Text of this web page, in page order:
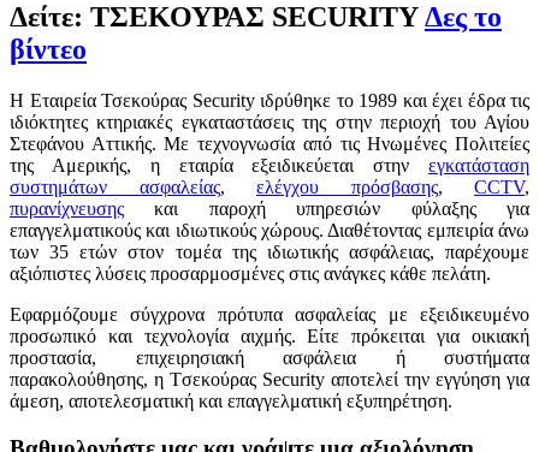
Δείτε: ΤΣΕΚΟΥΡΑΣ SECURITYΔες το
βίντεο
Η Εταιρεία Τσεκούρας Security ιδρύθηκε το 1989 και έχει έδρα τις
ιδιόκτητες κτηριακές εγκαταστάσεις της στην περιοχή του Αγίου
Στεφάνου Αττικής. Με τεχνογνωσία από τις Ηνωμένες Πολιτείες
της Αμερικής, η εταιρία εξειδικεύεται στην εγκατάσταση
συστημάτων ασφαλείας, ελέγχου πρόσβασης, CCTV,
πυρανίχνευσης και παροχή υπηρεσιών φύλαξης για
επαγγελματικούς και ιδιωτικούς χώρους. Διαθέτοντας εμπειρία άνω
των 35 ετών στον τομέα της ιδιωτικής ασφάλειας, παρέχουμε
αξιόπιστες λύσεις προσαρμοσμένες στις ανάγκες κάθε πελάτη.
Εφαρμόζουμε σύγχρονα πρότυπα ασφαλείας με εξειδικευμένο
προσωπικό και τεχνολογία αιχμής. Είτε πρόκειται για οικιακή
προστασία, επιχειρησιακή ασφάλεια ή συστήματα
παρακολούθησης, η Tσεκούρας Security αποτελεί την εγγύηση για
άμεση, αποτελεσματική και επαγγελματική εξυπηρέτηση.